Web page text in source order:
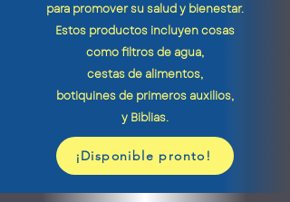
para promover su saludy bienestar.
Estos productos incluyen cosas
como filtros de agua,
cestas de alimentos,
botiquines de primeros auxilios,
y Biblias.
¡Disponible pronto!